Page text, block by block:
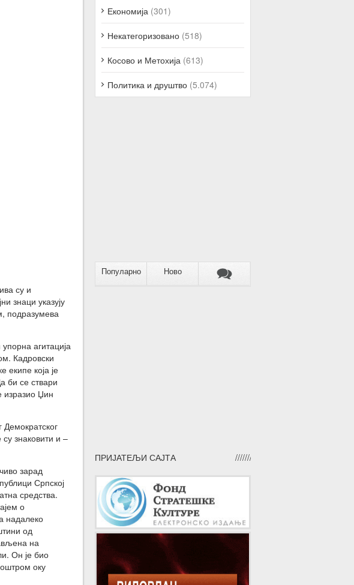
су и
знаци указују
подразумева
агитација
Кадровски
екипе која је
би се ствари
изразио Џин
знаковити и –
зарад
Српској
средства.
о
надалеко
од
на
Он је био
оку
Економија (301)
Некатегоризовано (518)
Косово и Метохија (613)
Политика и друштво (5.074)
Популарно Ново
ПРИЈАТЕЉИ САЈТА